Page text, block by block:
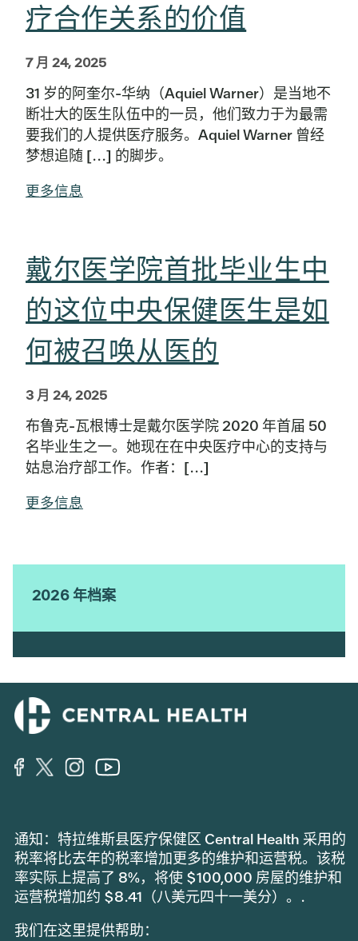
疗合作关系的价值
7 月 24, 2025
31 岁的阿奎尔-华纳（Aquiel Warner）是当地不
断壮大的医生队伍中的一员，他们致力于为最需
要我们的人提供医疗服务。Aquiel Warner 曾经
梦想追随 [...] 的脚步。
更多信息
戴尔医学院首批毕业生中
的这位中央保健医生是如
何被召唤从医的
3 月 24, 2025
布鲁克-瓦根博士是戴尔医学院 2020 年首届 50
名毕业生之一。她现在在中央医疗中心的支持与
姑息治疗部工作。作者：[...]
更多信息
2026 年档案
通知：特拉维斯县医疗保健区 Central Health 采用的
税率将比去年的税率增加更多的维护和运营税。该税
率实际上提高了 8%，将使 $100,000 房屋的维护和
运营税增加约 $8.41（八美元四十一美分）。.
我们在这里提供帮助：